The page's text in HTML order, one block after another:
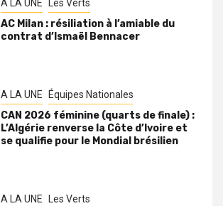
A LA UNE Les Verts
AC Milan : résiliation à l’amiable du
contrat d’Ismaël Bennacer
A LA UNE Équipes Nationales
CAN 2026 féminine (quarts de finale) :
L’Algérie renverse la Côte d’Ivoire et
se qualifie pour le Mondial brésilien
A LA UNE Les Verts